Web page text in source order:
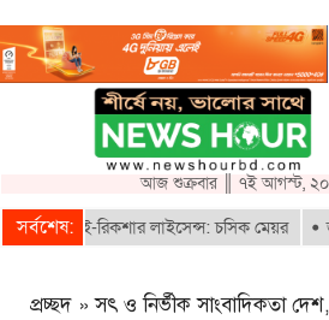
আজ শুক্রবার ║ ৭ই আগস্ট,
সর্বশেষ:
ই-রিকশার লাইসেন্স: চসিক মেয়র জুলাই
প্রচ্ছদ »সৎ ও নির্ভীক সাংবাদিকতা